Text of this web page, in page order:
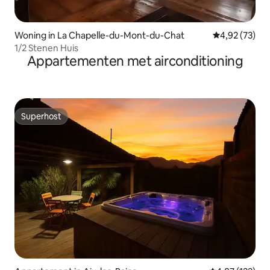
Woning in La Chapelle-du-Mont-du-Chat Gemiddelde
4,92 (73)
1/2 Stenen Huis
Appartementen met airconditioning
Superhost
Superhost